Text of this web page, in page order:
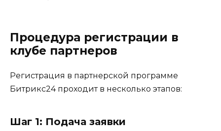
Процедура регистрации в
клубе партнеров
Регистрация в партнерской программе
Битрикс24 проходит в несколько этапов:
Шаг 1: Подача заявки